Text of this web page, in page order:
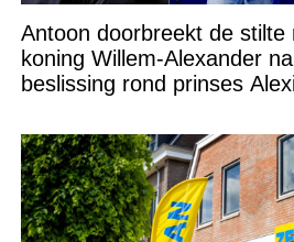
Antoon doorbreekt de stilte
koning Willem-Alexander
beslissing rond prinses